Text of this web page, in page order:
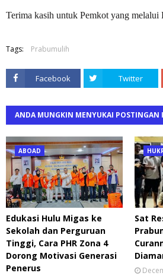
Terima kasih untuk Pemkot yang
Tags: Prabumulih
Facebook Twitter
ANDA MUNGKIN MENYUKAI POSTINGAN
ABOAD
Edukasi Hulu Migas ke
Sekolah dan Perguruan
Tinggi, Cara PHR Zona 4
Dorong Motivasi Generasi
Penerus
Sat